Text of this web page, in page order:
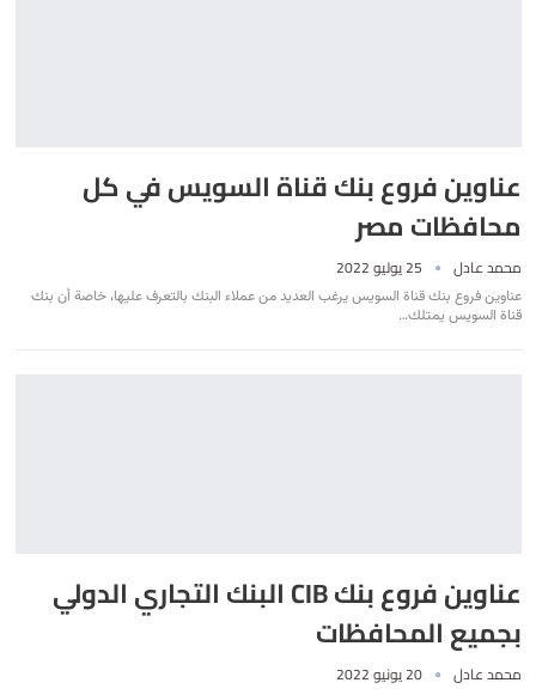
عناوين فروع بنك قناة السويس في كل
محافظات مصر
محمد عادل 25 يوليو 2022
عناوين فروع بنك قناة السويس يرغب العديد من عملاء البنك بالتعرف عليها، خاصة أن بنك
قناة السويس يمتلك…
عناوين فروع بنك CIB البنك التجاري الدولي
بجميع المحافظات
محمد عادل 20 يونيو 2022